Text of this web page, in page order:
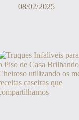
08/02/2025